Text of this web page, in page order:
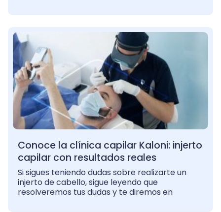
Conoce la clínica capilar Kaloni: injerto
capilar con resultados reales
Si sigues teniendo dudas sobre realizarte un
injerto de cabello, sigue leyendo que
resolveremos tus dudas y te diremos en